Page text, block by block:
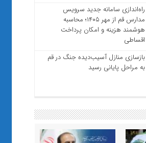
راه‌اندازی سامانه جدید سرویس
مدارس قم از مهر ۱۴۰۵؛ محاسبه
هوشمند هزینه و امکان پرداخت
اقساطی
بازسازی منازل آسیب‌دیده جنگ در قم
به مراحل پایانی رسید